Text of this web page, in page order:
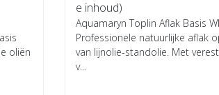
oliën
e inhoud)
Aquamaryn Toplin Aflak Basis
Professionele natuurlijke aflak
van lijnolie-standolie. Met
v...